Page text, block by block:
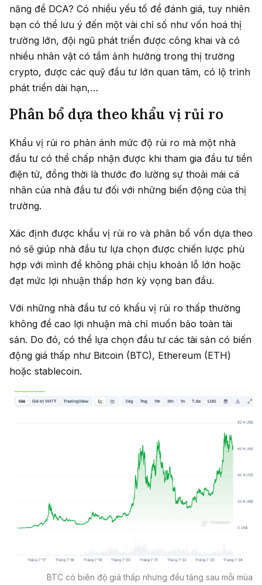
năng để DCA? Có nhiều yếu tố để đánh giá, tuy nhiên
bạn có thể lưu ý đến một vài chỉ số như vốn hoá thị
trường lớn, đội ngũ phát triển được công khai và có
nhiều nhân vật có tầm ảnh hưởng trong thị trường
crypto, được các quỹ đầu tư lớn quan tâm, có lộ trình
phát triển dài hạn,…
Phân bổ dựa theo khẩu vị rủi ro
Khẩu vị rủi ro phản ánh mức độ rủi ro mà một nhà
đầu tư có thể chấp nhận được khi tham gia đầu tư tiền
điện tử, đồng thời là thước đo lường sự thoải mái cá
nhân của nhà đầu tư đối với những biến động của thị
trường.
Xác định được khẩu vị rủi ro và phân bổ vốn dựa theo
nó sẽ giúp nhà đầu tư lựa chọn được chiến lược phù
hợp với mình để không phải chịu khoản lỗ lớn hoặc
đạt mức lợi nhuận thấp hơn kỳ vọng ban đầu.
Với những nhà đầu tư có khẩu vị rủi ro thấp thường
không đề cao lợi nhuận mà chỉ muốn bảo toàn tài
sản. Do đó, có thể lựa chọn đầu tư các tài sản có biến
động giá thấp như Bitcoin (BTC), Ethereum (ETH)
hoặc stablecoin.
BTC có biên độ giá thấp nhưng đều tăng sau mỗi mùa